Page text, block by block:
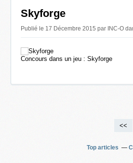
Skyforge
Publié le 17 Décembre 2015 par INC-O
Concours dans un jeu : Skyforge
<<
Top articles